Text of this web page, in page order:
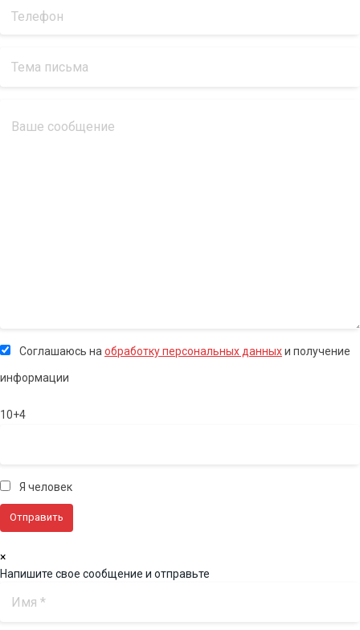
Соглашаюсь на обработку персональных данныхи получение
информации
10+4
Я человек
×
Напишите свое сообщение и отправьте